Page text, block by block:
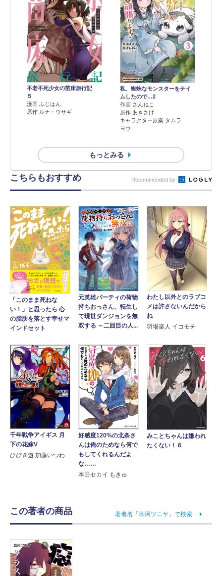
不老不死少女の苗床旅行記
５
漫画 ふじはん
原作 ルナ・ウサギ
私、蜘蛛なモンスターをテイ
ムしたので…2
作画 さんねこ
原作 あきさけ
キャラクター原案 タムラ
ヨウ
もっとみる
こちらもおすすめ Recommended by
「このまま死ねな
い！」と思ったら 心
の脂肪を落とす幸せマ
インドセット
元英雄パーティの荷物
持ちおっさん、転生し
て現世ダンジョンを無
双する ～二回目の人...
わたし以外とのラブコ
メは許さないんだから
ね
羽場楽人 イコモチ
千年戦争アイギス 月
下の花嫁V
ひびき遊 加藤いつわ
好感度120%の北条さ
んは俺のためなら何で
もしてくれるんだよ
な……
本田セカイ もきゅ
みことちゃんは嫌われ
たくない！６
この著者の商品 著者名「玖珂ツニヤ」で検索